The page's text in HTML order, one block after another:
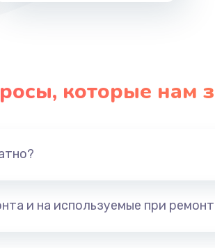
которые нам
и на используемые при